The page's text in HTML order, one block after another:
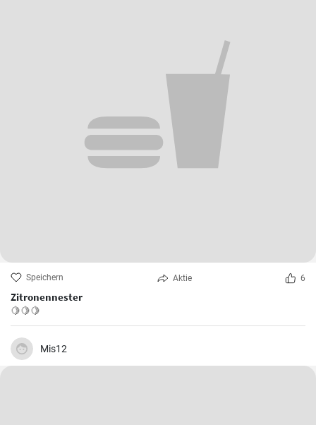
Speichern Aktie 6
Zitronennester
🍋🍋🍋
Mis12